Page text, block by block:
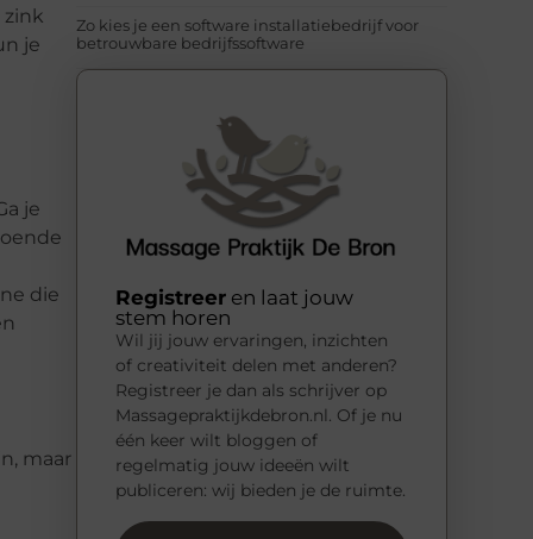
je
je
die
maar
Zo kies je een software installatiebedrijf voor
betrouwbare bedrijfssoftware
Registreer en laat jouw
stem horen
Wil jij jouw ervaringen, inzichten
of creativiteit delen met anderen?
Registreer je dan als schrijver op
Massagepraktijkdebron.nl. Of je nu
één keer wilt bloggen of
regelmatig jouw ideeën wilt
publiceren: wij bieden je de ruimte.